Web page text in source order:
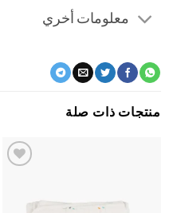
معلومات أخري
ذات صلة
المفضلة